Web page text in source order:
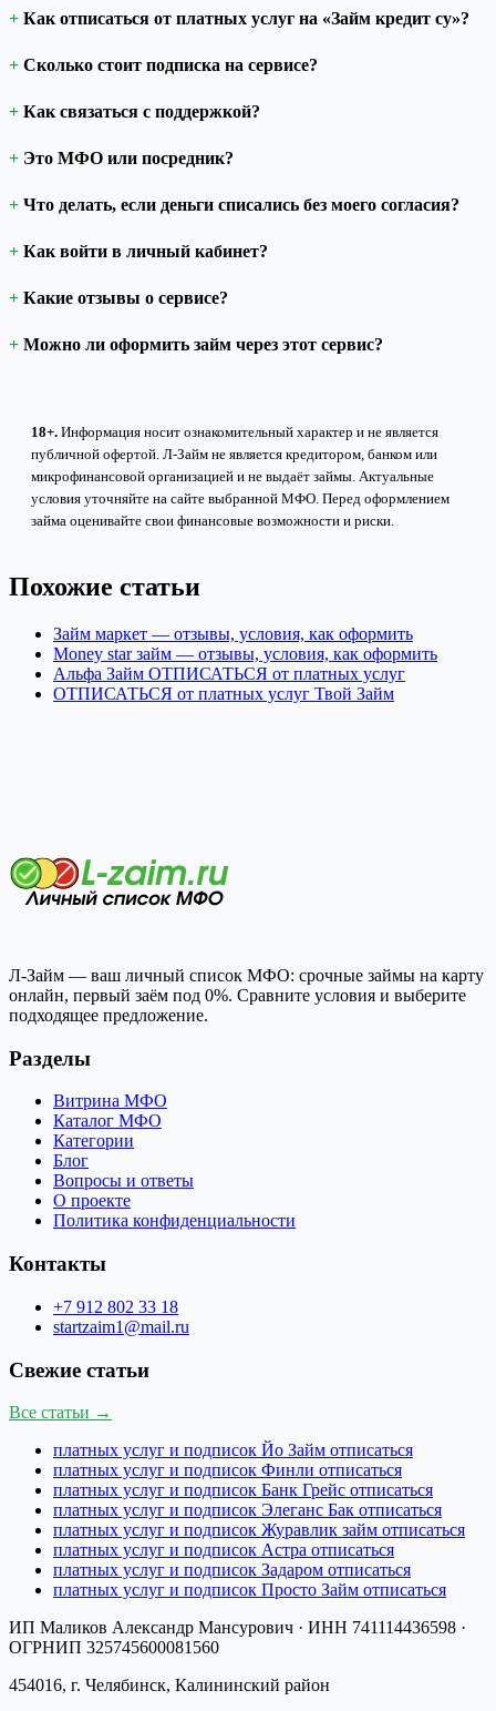
Как отписаться от платных услуг на «Займ кредит су»?
Сколько стоит подписка на сервисе?
Как связаться с поддержкой?
Это МФО или посредник?
Что делать, если деньги списались без моего согласия?
Как войти в личный кабинет?
Какие отзывы о сервисе?
Можно ли оформить займ через этот сервис?
18+. Информация носит ознакомительный характер и не является
публичной офертой. Л-Займ не является кредитором, банком или
микрофинансовой организацией и не выдаёт займы. Актуальные
условия уточняйте на сайте выбранной МФО. Перед оформлением
займа оценивайте свои финансовые возможности и риски.
Похожие статьи
Займ маркет — отзывы, условия, как оформить
Money star займ — отзывы, условия, как оформить
Альфа Займ ОТПИСАТЬСЯ от платных услуг
ОТПИСАТЬСЯ от платных услуг Твой Займ
Л-Займ — ваш личный список МФО: срочные займы на карту
онлайн, первый заём под 0%. Сравните условия и выберите
подходящее предложение.
Разделы
Витрина МФО
Каталог МФО
Категории
Блог
Вопросы и ответы
О проекте
Политика конфиденциальности
Контакты
+7 912 802 33 18
startzaim1@mail.ru
Свежие статьи
Все статьи →
платных услуг и подписок Йо Займ отписаться
платных услуг и подписок Финли отписаться
платных услуг и подписок Банк Грейс отписаться
платных услуг и подписок Элеганс Бак отписаться
платных услуг и подписок Журавлик займ отписаться
платных услуг и подписок Астра отписаться
платных услуг и подписок Задаром отписаться
платных услуг и подписок Просто Займ отписаться
ИП Маликов Александр Мансурович · ИНН 741114436598 ·
ОГРНИП 325745600081560
454016, г. Челябинск, Калининский район